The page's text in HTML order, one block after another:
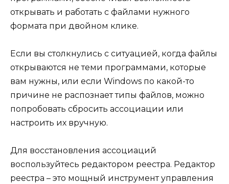
открывать и работать с файлами нужного
формата при двойном клике.
Если вы столкнулись с ситуацией, когда файлы
открываются не теми программами, которые
вам нужны, или если Windows по какой-то
причине не распознает типы файлов, можно
попробовать сбросить ассоциации или
настроить их вручную.
Для восстановления ассоциаций
воспользуйтесь редактором реестра. Редактор
реестра – это мощный инструмент управления